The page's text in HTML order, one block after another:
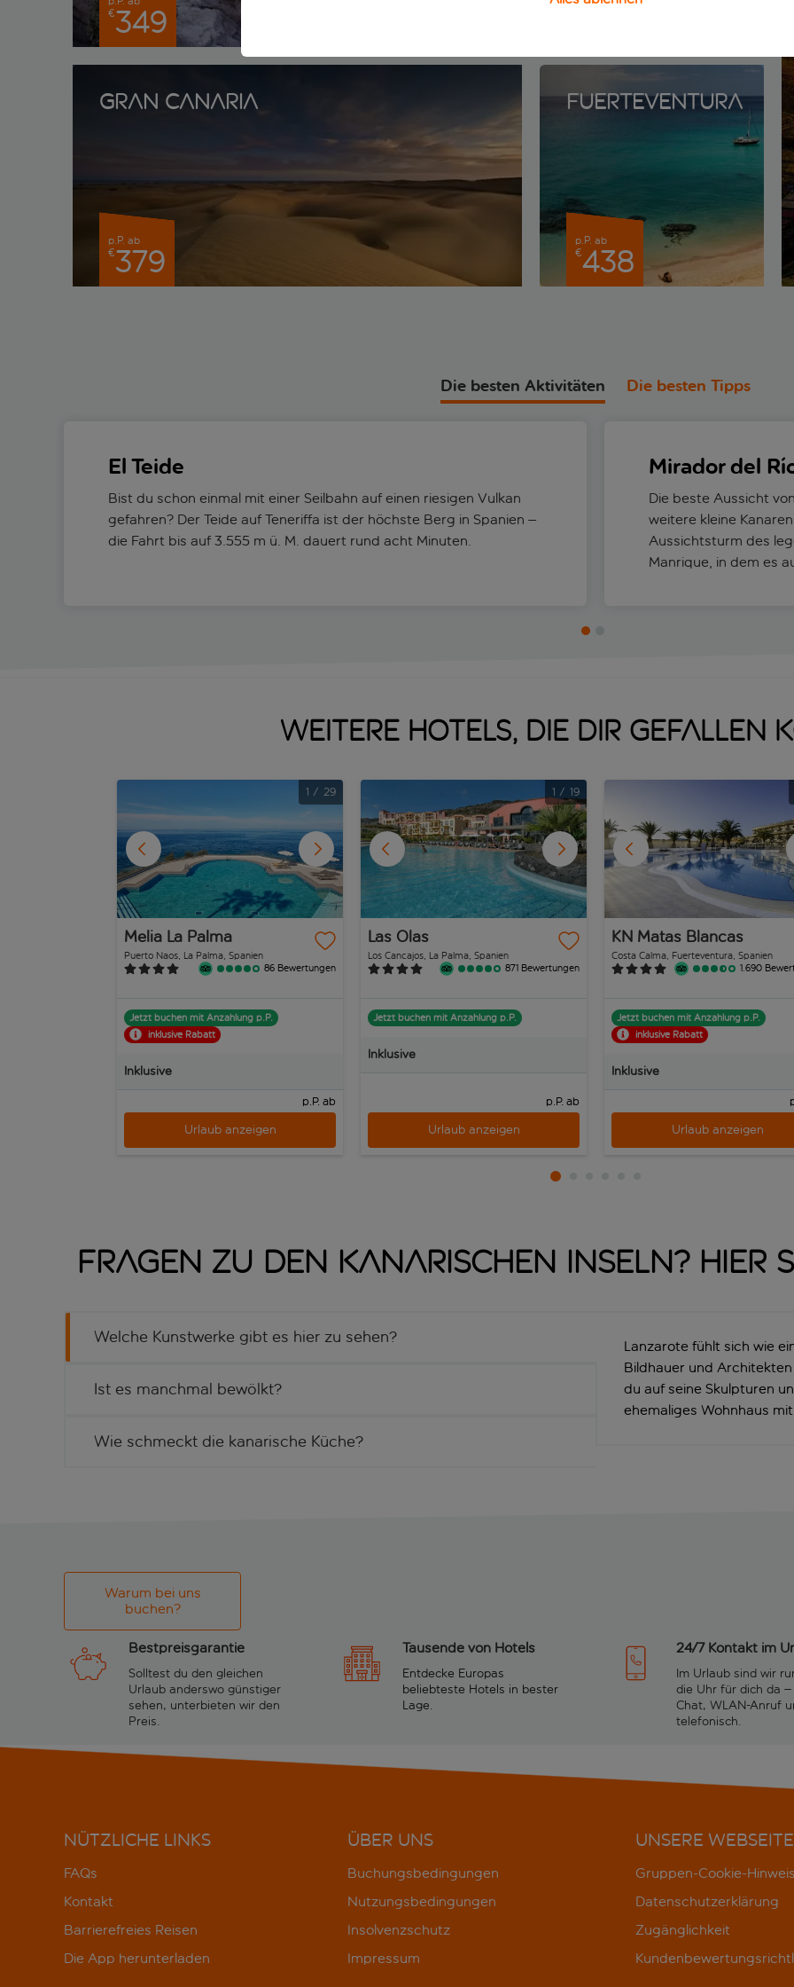
€349
Gran Canaria
p.P. ab
€379
Fuerteventura
p.P. ab
€438
Die besten Aktivitäten Die besten Tipps
El Teide
Bist du schon einmal mit einer Seilbahn auf einen riesigen Vulkan
gefahren? Der Teide auf Teneriffa ist der höchste Berg in Spanien –
die Fahrt bis auf 3.555 m ü. M. dauert rund acht Minuten.
Mirador del
Die beste Aussicht
weitere kleine
Aussichtsturm des
Manrique, in dem es
Weitere Hotels, die dir gefallen
1 / 29
Melia La Palma
Puerto Naos, La Palma, Spanien
86 Bewertungen
Jetzt buchen mit Anzahlung p.P.
inklusive Rabatt
Inklusive
p.P. ab
Urlaub anzeigen
1 / 19
Las Olas
Los Cancajos, La Palma, Spanien
871 Bewertungen
Jetzt buchen mit Anzahlung p.P.
Inklusive
p.P. ab
Urlaub anzeigen
KN Matas Blancas
Costa Calma, Fuerteventura, Spanien
1.690
Jetzt buchen mit Anzahlung p.P.
inklusive Rabatt
Inklusive
Urlaub anzeigen
Fragen zu den Kanarischen Inseln?
Welche Kunstwerke gibt es hier zu sehen?
Ist es manchmal bewölkt?
Wie schmeckt die kanarische Küche?
Lanzarote fühlt sich wie
Bildhauer und
du auf seine Skulpturen
ehemaliges Wohnhaus
Warum bei uns
buchen?
Bestpreisgarantie
Solltest du den gleichen
Urlaub anderswo günstiger
sehen, unterbieten wir den
Preis.
Tausende von Hotels
Entdecke Europas
beliebteste Hotels in bester
Lage.
24/7 Kontakt im
Im Urlaub sind wir
die Uhr für dich da
Chat, WLAN-Anruf
telefonisch.
NÜTZLICHE LINKS
FAQs
Kontakt
Barrierefreies Reisen
Die App herunterladen
ÜBER UNS
Buchungsbedingungen
Nutzungsbedingungen
Insolvenzschutz
Impressum
UNSERE WEBSEITE
Gruppen-Cookie-Hinweis
Datenschutzerklärung
Zugänglichkeit